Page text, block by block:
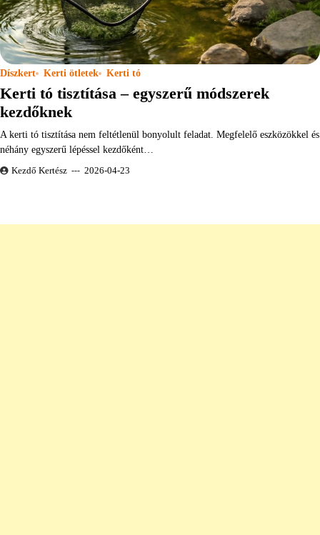
Díszkert Kerti ötletek Kerti tó
Kerti tó tisztítása – egyszerű módszerek
kezdőknek
A kerti tó tisztítása nem feltétlenül bonyolult feladat. Megfelelő eszközökkel és
néhány egyszerű lépéssel kezdőként…
Kezdő Kertész 2026-04-23